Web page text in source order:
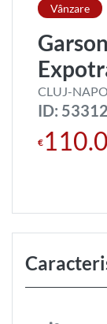
Vânzare
CLUJ-
ID: 53312
€